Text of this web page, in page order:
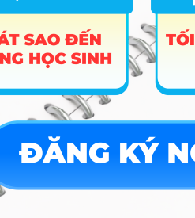
Chính sách bảo mật